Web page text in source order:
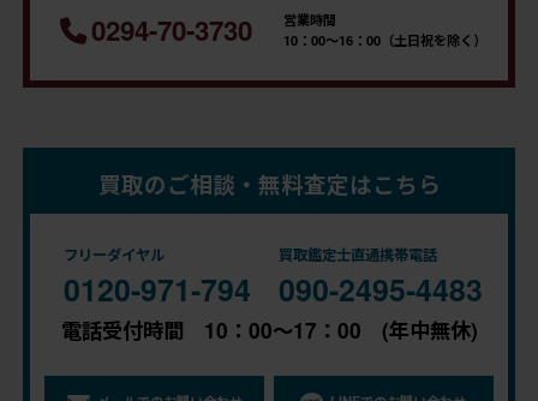
0294-70-3730
営業時間
10：00～16：00（土日祝を除く）
買取のご相談・無料査定はこちら
フリーダイヤル
0120-971-794
買取鑑定士直通携帯電話
090-2495-4483
電話受付時間 10：00～17：00 (年中無休)